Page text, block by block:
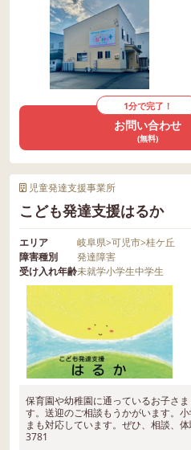
1分で完了！
お問い合わせ
(無料)
児童発達支援事業所
こども発達支援はるか
エリア 岐阜県>可児市>桂ケ丘
障害種別
発達障害
受け入れ年齢未就学小学生中学生
保育園や幼稚園に通っているお子さ
す。送迎のご相談もうかがいます。
まも対応しています。ぜひ、相談、
3781